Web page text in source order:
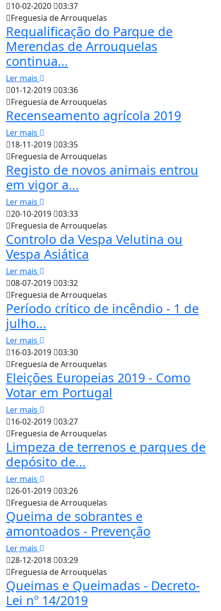
10-02-2020
03:37
Freguesia de Arrouquelas
Requalificação do Parque de
Merendas de Arrouquelas
continua...
Ler mais
01-12-2019
03:36
Freguesia de Arrouquelas
Recenseamento agrícola 2019
Ler mais
18-11-2019
03:35
Freguesia de Arrouquelas
Registo de novos animais entrou
em vigor a...
Ler mais
20-10-2019
03:33
Freguesia de Arrouquelas
Controlo da Vespa Velutina ou
Vespa Asiática
Ler mais
08-07-2019
03:32
Freguesia de Arrouquelas
Período crítico de incêndio - 1 de
julho...
Ler mais
16-03-2019
03:30
Freguesia de Arrouquelas
Eleições Europeias 2019 - Como
Votar em Portugal
Ler mais
16-02-2019
03:27
Freguesia de Arrouquelas
Limpeza de terrenos e parques de
depósito de...
Ler mais
26-01-2019
03:26
Freguesia de Arrouquelas
Queima de sobrantes e
amontoados - Prevenção
Ler mais
28-12-2018
03:29
Freguesia de Arrouquelas
Queimas e Queimadas - Decreto-
Lei nº 14/2019